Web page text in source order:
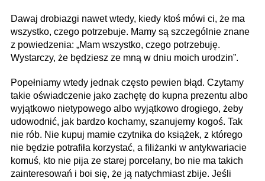
Dawaj drobiazgi nawet wtedy, kiedy ktoś mówi ci, że ma
wszystko, czego potrzebuje. Mamy są szczególnie znane
z powiedzenia: „Mam wszystko, czego potrzebuję.
Wystarczy, że będziesz ze mną w dniu moich urodzin”.
Popełniamy wtedy jednak często pewien błąd. Czytamy
takie oświadczenie jako zachętę do kupna prezentu albo
wyjątkowo nietypowego albo wyjątkowo drogiego, żeby
udowodnić, jak bardzo kochamy, szanujemy kogoś. Tak
nie rób. Nie kupuj mamie czytnika do książek, z którego
nie będzie potrafiła korzystać, a filiżanki w antykwariacie
komuś, kto nie pija ze starej porcelany, bo nie ma takich
zainteresowań i boi się, że ją natychmiast zbije. Jeśli